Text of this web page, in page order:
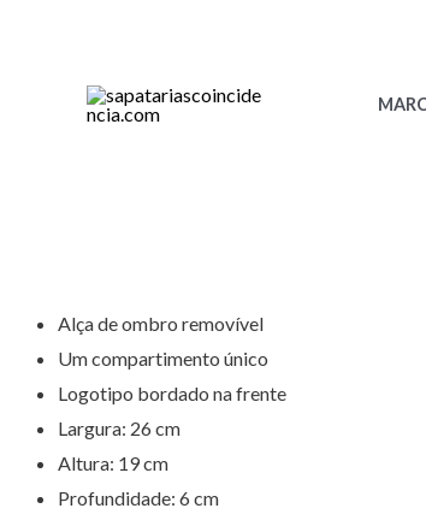
Alça de ombro removível
Um compartimento único
Logotipo bordado na frente
Largura: 26 cm
Altura: 19 cm
Profundidade: 6 cm